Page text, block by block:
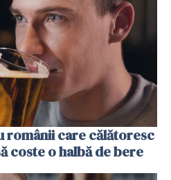
românii care călătoresc
coste o halbă de bere